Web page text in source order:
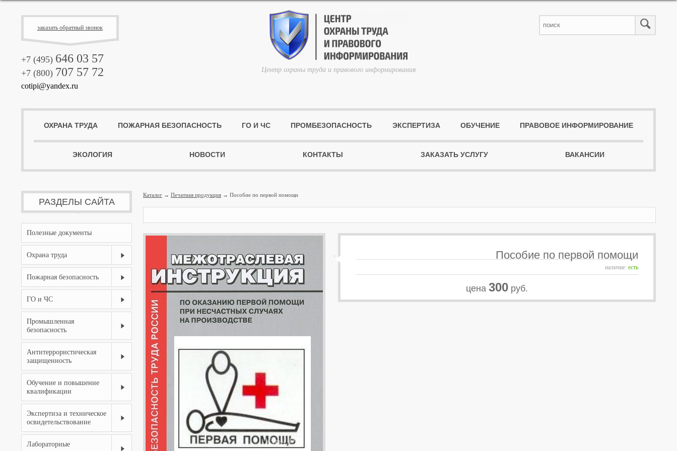
заказать обратный звонок
+7 (495) 646 03 57
+7 (800) 707 57 72
cotipi@yandex.ru
Центр охраны труда и правового информирования
ОХРАНА ТРУДА ПОЖАРНАЯ БЕЗОПАСНОСТЬ ГО И ЧС ПРОМБЕЗОПАСНОСТЬ ЭКСПЕРТИЗА ОБУЧЕНИЕ ПРАВОВОЕ ИНФОРМИРОВАНИЕ
ЭКОЛОГИЯ НОВОСТИ КОНТАКТЫ ЗАКАЗАТЬ УСЛУГУ ВАКАНСИИ
РАЗДЕЛЫ САЙТА
Полезные документы
Охрана труда
Пожарная безопасность
ГО и ЧС
Промышленная
безопасность
Антитеррористическая
защищенность
Обучение и повышение
квалификации
Экспертиза и техническое
освидетельствование
Лабораторные
Каталог → Печатная продукция → Пособие по первой помощи
Пособие по первой помощи
наличие: есть
цена 300 руб.